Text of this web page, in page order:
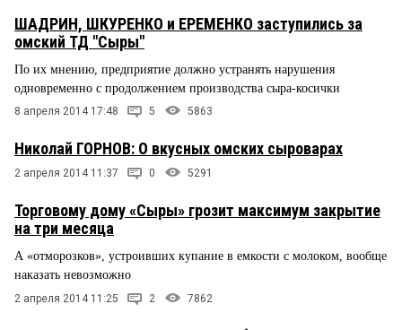
ШАДРИН, ШКУРЕНКО и ЕРЕМЕНКО заступились за
омский ТД "Сыры"
По их мнению, предприятие должно устранять нарушения
одновременно с продолжением производства сыра-косички
8 апреля 2014 17:48 5 5863
Николай ГОРНОВ: О вкусных омских сыроварах
2 апреля 2014 11:37 0 5291
Торговому дому «Сыры» грозит максимум закрытие
на три месяца
А «отморозков», устроивших купание в емкости с молоком, вообще
наказать невозможно
2 апреля 2014 11:25 2 7862